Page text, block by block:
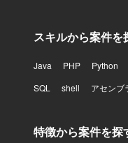
スキルから案件を
Java PHP Python
SQL
shell アセンブ
特徴から案件を探